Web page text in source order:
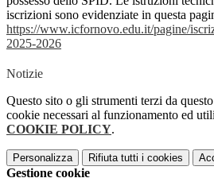
iscrizioni sono evidenziate in questa
https://www.icfornovo.edu.it/pagine/
2025-2026
Notizie
Questo sito o gli strumenti terzi da
cookie necessari al funzionamento ed
COOKIE POLICY.
Personalizza Rifiuta tutti i cookies
Gestione cookie